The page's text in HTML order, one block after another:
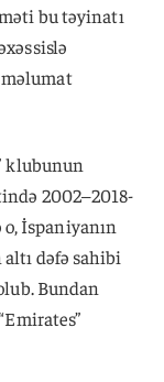
bu təyinatı
klubunun
2002–2018-
o, İspaniyanın
dəfə sahibi
Bundan